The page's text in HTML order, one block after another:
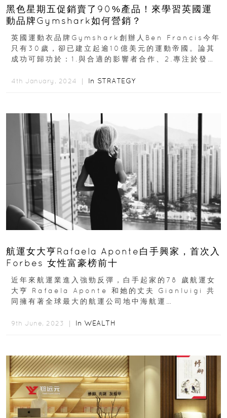
黑色星期五促銷賣了90%產品！來學習英國運
動品牌Gymshark如何營銷？
英國運動衣品牌Gymshark創辦人Ben Francis今年
只有30歲，卻已建立起逾10億美元的運動帝國。論其
成功可歸功於：1.與合適的影響者合作、2.專注於發展
4th January, 2024 ｜ In STRATEGY
航運女大亨Rafaela Aponte白手興家，首次入
Forbes 女性富豪榜前十
近年來航運業進入強勁反彈，白手起家的78 歲航運女
大亨 Rafaela Aponte 和她的丈夫 Gianluigi 共
同擁有著全球最大的航運公司地中海航運
9th June, 2023 ｜ In WEALTH